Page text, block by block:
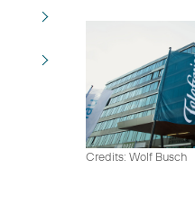
Credits: Wolf Busch